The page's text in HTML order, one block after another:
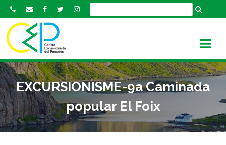
k
o
c
o
n
t
e
EXCURSIONISME-9a Caminada
popular El Foix